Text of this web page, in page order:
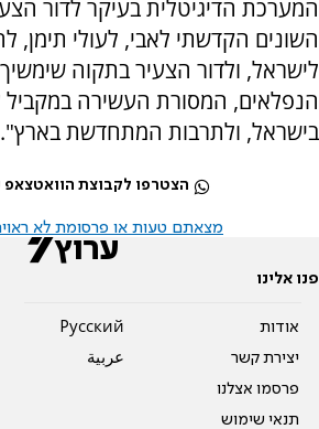
המערכת הדיגיטלית בעיקר לדור
השונים הקדשתי לאבי, לעולי תימן,
לישראל, ולדור הצעיר בתקוה
הנפלאים, המסורת העשירה
בישראל, ולתרבות המתחדשת בארץ".
הצטרפו לקבוצת הוואטצאפ
מצאתם טעות או פרסומת לא
פנו אלינו
אודות
יצירת קשר
פרסמו אצלנו
תנאי שימוש
Pусский
عربية